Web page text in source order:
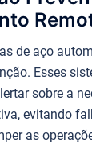
de aço
Esses
sobre a
evitando
as